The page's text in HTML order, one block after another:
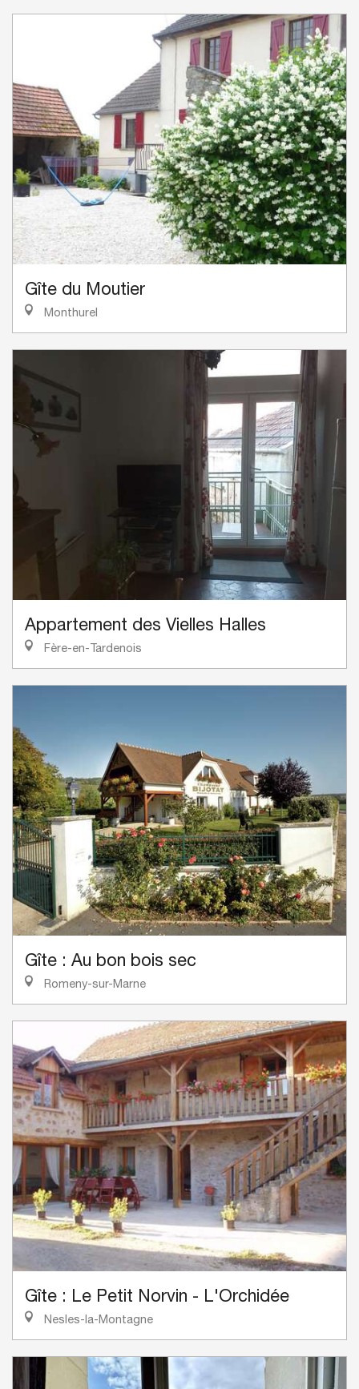
Gîte du Moutier
Monthurel
Appartement des Vielles Halles
Fère-en-Tardenois
Gîte : Au bon bois sec
Romeny-sur-Marne
Gîte : Le Petit Norvin - L'Orchidée
Nesles-la-Montagne